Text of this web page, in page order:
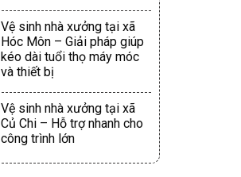
Vệ sinh nhà xưởng tại xã
Hóc Môn – Giải pháp giúp
kéo dài tuổi thọ máy móc
và thiết bị
Vệ sinh nhà xưởng tại xã
Củ Chi – Hỗ trợ nhanh cho
công trình lớn